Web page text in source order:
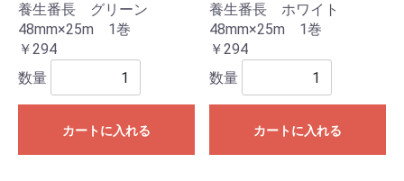
養生番長 グリーン
48mm×25m 1巻
￥294
数量
カートに入れる
養生番長 ホワイト
48mm×25m 1巻
￥294
数量
カートに入れる